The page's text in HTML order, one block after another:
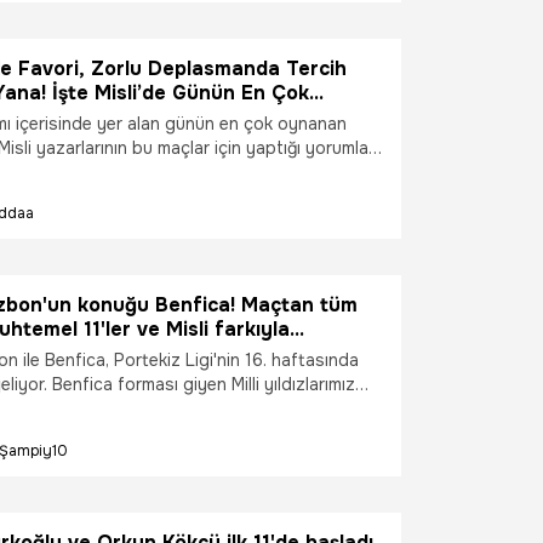
Favori, Zorlu Deplasmanda Tercih
İşte Misli’de Günün En Çok
içerisinde yer alan günün en çok oynanan
yazarlarının bu maçlar için yaptığı yorumları
konuğu Benfica! Maçtan tüm
11'ler ve Misli farkıyla
burada
ile Benfica, Portekiz Ligi'nin 16. haftasında
Benfica forması giyen Milli yıldızlarımız
ve canlı yayın seçeneği ise Misli'de.
Şampiy10